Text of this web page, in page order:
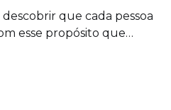
que cada pessoa
esse propósito que
e educadores a